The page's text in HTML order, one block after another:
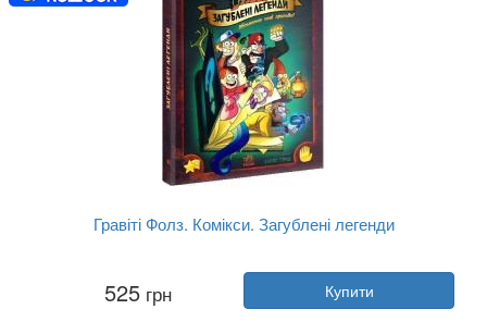
Гравіті Фолз. Комікси. Загублені легенди
Алекс Хірш
Видавництво:Ранок
525 грн Купити